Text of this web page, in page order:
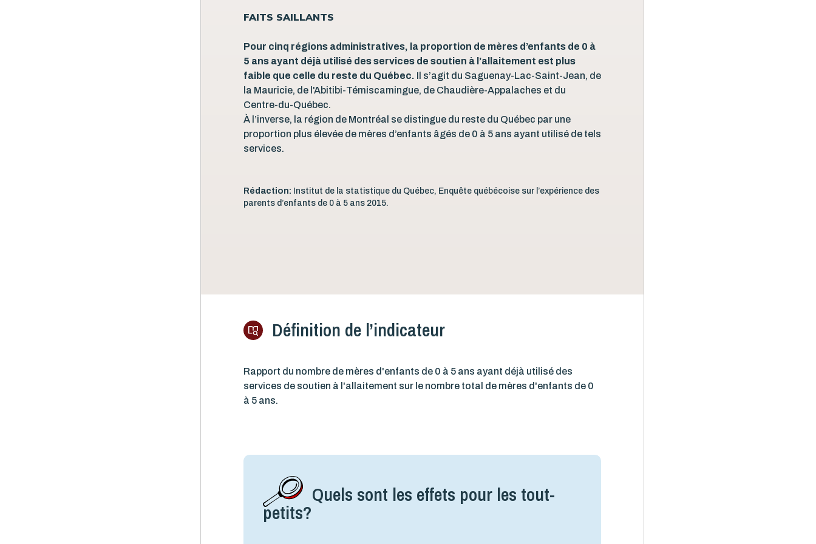
FAITS SAILLANTS
Pour cinq régions administratives, la proportion de mères d’enfants de 0 à
5 ans ayant déjà utilisé des services de soutien à l’allaitement est plus
faible que celle du reste du Québec. Il s’agit du Saguenay-Lac-Saint-Jean, de
la Mauricie, de l'Abitibi-Témiscamingue, de Chaudière-Appalaches et du
Centre-du-Québec.
À l’inverse, la région de Montréal se distingue du reste du Québec par une
proportion plus élevée de mères d’enfants âgés de 0 à 5 ans ayant utilisé de tels
services.
Rédaction: Institut de la statistique du Québec, Enquête québécoise sur l’expérience des
parents d’enfants de 0 à 5 ans 2015.
Définition de l’indicateur
Rapport du nombre de mères d'enfants de 0 à 5 ans ayant déjà utilisé des
services de soutien à l'allaitement sur le nombre total de mères d'enfants de 0
à 5 ans.
Quels sont les effets pour les tout-
petits?